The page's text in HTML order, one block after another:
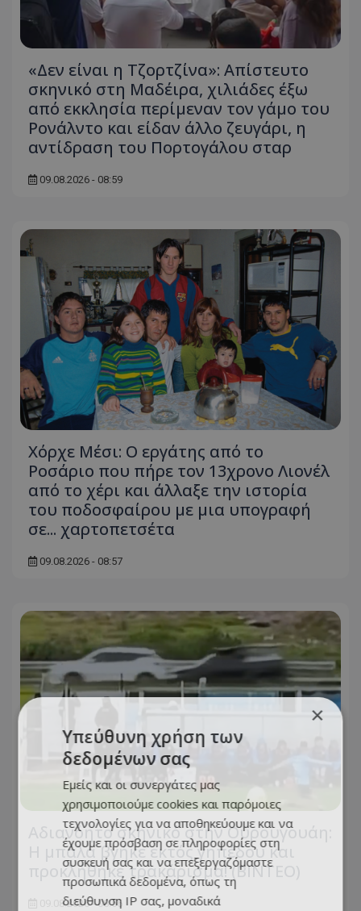
«Δεν είναι η Τζορτζίνα»: Απίστευτο
σκηνικό στη Μαδέιρα, χιλιάδες έξω
από εκκλησία περίμεναν τον γάμο του
Ρονάλντο και είδαν άλλο ζευγάρι, η
αντίδραση του Πορτογάλου σταρ
09.08.2026 - 08:59
Χόρχε Μέσι: Ο εργάτης από το
Ροσάριο που πήρε τον 13χρονο Λιονέλ
από το χέρι και άλλαξε την ιστορία
του ποδοσφαίρου με μια υπογραφή
σε... χαρτοπετσέτα
09.08.2026 - 08:57
Αδιανόητο σκηνικό στην Ουρουγουάη:
Η μπάλα βγήκε εκτός γηπέδου και
προκλήθηκε τρακάρισμα! (BINTEO)
09.08.2026 - 08:56
×
Υπεύθυνη χρήση των
δεδομένων σας
Εμείς και οι συνεργάτες μας
χρησιμοποιούμε cookies και παρόμοιες
τεχνολογίες για να αποθηκεύουμε και να
έχουμε πρόσβαση σε πληροφορίες στη
συσκευή σας και να επεξεργαζόμαστε
προσωπικά δεδομένα, όπως τη
διεύθυνση IP σας, μοναδικά